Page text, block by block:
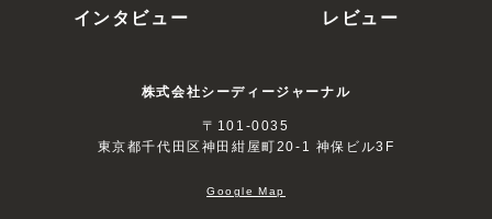
インタビュー レビュー
株式会社シーディージャーナル
〒101-0035
東京都千代田区神田紺屋町20-1 神保ビル3F
Google Map